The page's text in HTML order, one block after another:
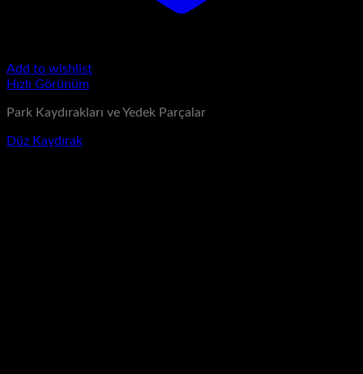
Add to wishlist
Hızlı Görünüm
Park Kaydırakları ve Yedek Parçalar
Düz Kaydırak